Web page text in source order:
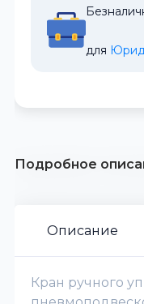
для
Подробное
Описание
Кран ручного